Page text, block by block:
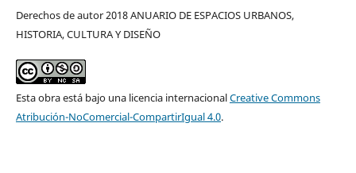
Derechos de autor 2018 ANUARIO DE ESPACIOS URBANOS,
HISTORIA, CULTURA Y DISEÑO
Esta obra está bajo una licencia internacionalCreative Commons
Atribución-NoComercial-CompartirIgual 4.0.